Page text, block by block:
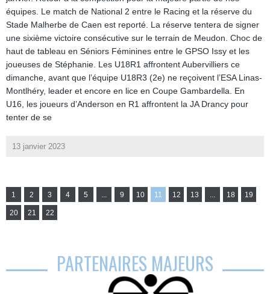
équipes. Le match de National 2 entre le Racing et la réserve du
Stade Malherbe de Caen est reporté. La réserve tentera de signer
une sixième victoire consécutive sur le terrain de Meudon. Choc de
haut de tableau en Séniors Féminines entre le GPSO Issy et les
joueuses de Stéphanie. Les U18R1 affrontent Aubervilliers ce
dimanche, avant que l’équipe U18R3 (2e) ne reçoivent l’ESA Linas-
Montlhéry, leader et encore en lice en Coupe Gambardella. En
U16, les joueurs d’Anderson en R1 affrontent la JA Drancy pour
tenter de se
13 janvier 2023
1 2 3 4 5 ... 9 10 11 12 13 ... 18 19
20 21 22
PARTENAIRES MAJEURS